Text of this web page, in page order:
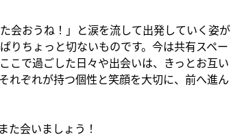
会おうね！」と涙を流して出発していく姿が
りちょっと切ないものです。今は共有スペー
こで過ごした日々や出会いは、きっとお互い
れぞれが持つ個性と笑顔を大切に、前へ進ん
た会いましょう！